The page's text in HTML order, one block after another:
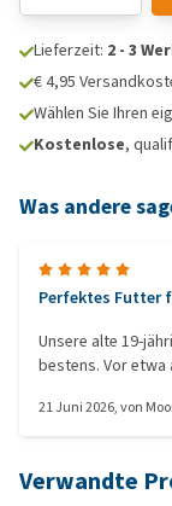
Lieferzeit: 2 - 3
€ 4,95
Wählen Sie Ihren
Kostenlose,
Was andere
Perfektes Futter
Unsere alte 19-
bestens. Vor
Seit sie Vetality
21 Juni 2026, von
Verwandte